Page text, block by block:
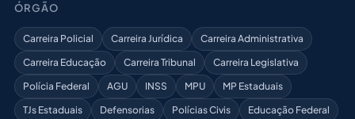
ÓRGÃO
Carreira Policial Carreira Jurídica
Carreira Administrativa
Carreira Educação
Carreira Tribunal
Carreira Legislativa
Polícia Federal
AGU INSS MPU
MP Estaduais
TJs Estaduais
Defensorias Polícias Civis
Educação Federal